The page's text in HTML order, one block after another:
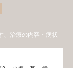
、治療の内容・病状